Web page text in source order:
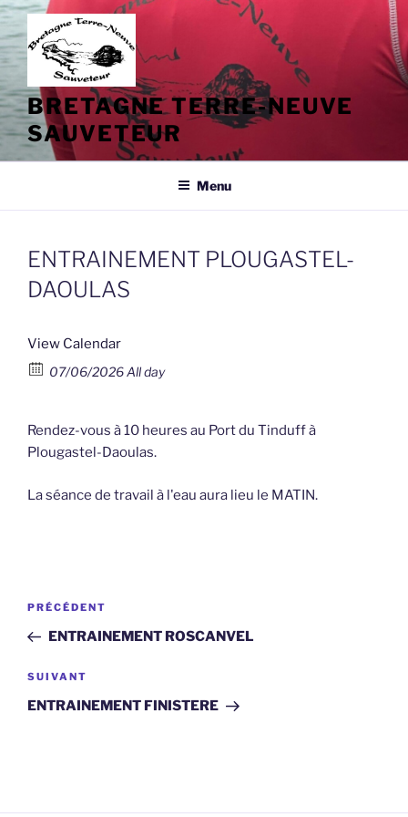
Aller
au
contenu
principal
BRETAGNE TERRE-NEUVE
SAUVETEUR
Menu
ENTRAINEMENT PLOUGASTEL-
DAOULAS
View Calendar
07/06/2026 All day
Rendez-vous à 10 heures au Port du Tinduff à
Plougastel-Daoulas.
La séance de travail à l'eau aura lieu le MATIN.
Navigation
l’article
Article
précédent
PRÉCÉDENT
ENTRAINEMENT ROSCANVEL
Article
suivant
SUIVANT
ENTRAINEMENT FINISTERE